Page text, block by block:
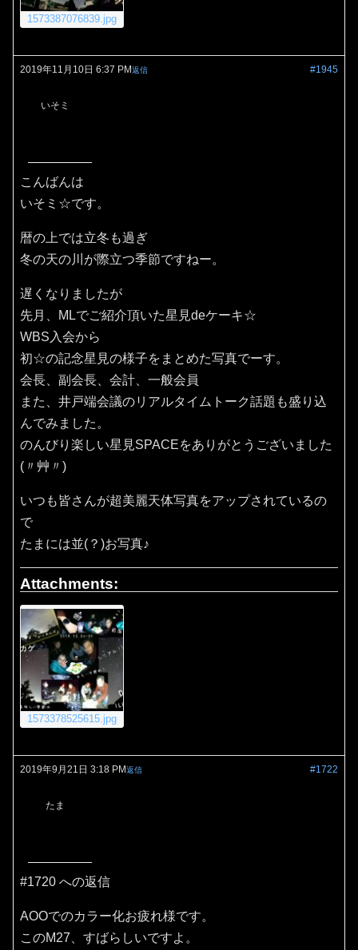
1573387076839.jpg
2019年11月10日 6:37 PM #1945
返信
いそミ
こんばんは
いそミ☆です。
暦の上では立冬も過ぎ
冬の天の川が際立つ季節ですねー。
遅くなりましたが
先月、MLでご紹介頂いた星見deケーキ☆
WBS入会から
初☆の記念星見の様子をまとめた写真でーす。
会長、副会長、会計、一般会員
また、井戸端会議のリアルタイムトーク話題も盛り込
んでみました。
のんびり楽しい星見SPACEをありがとうございました
(〃艸〃)
いつも皆さんが超美麗天体写真をアップされているの
で
たまには並(？)お写真♪
Attachments:
1573378525615.jpg
2019年9月21日 3:18 PM #1722
返信
たま
#1720 への返信
AOOでのカラー化お疲れ様です。
このM27、すばらしいですよ。